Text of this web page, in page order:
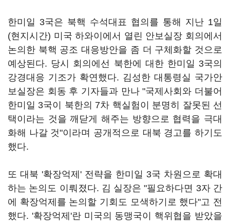
한미일 3국은 북핵 수석대표 협의를 통해 지난 1일
(현지시간) 미국 하와이에서 열린 안보실장 회의에서
논의한 북핵 공조 대응방안을 좀 더 구체화할 것으로
예상된다. 당시 회의에선 북한에 대한 한미일 3국의
강경대응 기조가 확연했다. 김성한 대통령실 국가안
보실장은 회동 후 기자들과 만나 "국제사회와 더불어
한미일 3국이 북한의 7차 핵실험이 분명히 잘못된 선
택이라는 것을 깨닫게 해주는 방향으로 협력을 극대
화해 나갈 것"이라며 공개적으로 대북 경고를 하기도
했다.
또 대북 '확장억제' 전략을 한미일 3국 차원으로 확대
하는 논의도 이뤄졌다. 김 실장은 "필요하다면 3자 간
에 확장억제를 논의할 기회도 모색하기로 했다"고 전
했다. '확장억제'란 미국의 동맹국이 핵위협을 받았을